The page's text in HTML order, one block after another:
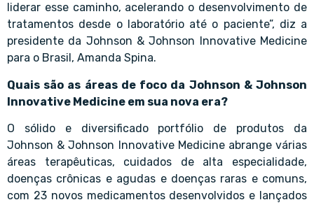
liderar esse caminho, acelerando o desenvolvimento de
tratamentos desde o laboratório até o paciente”, diz a
presidente da Johnson & Johnson Innovative Medicine
para o Brasil, Amanda Spina.
Quais são as áreas de foco da Johnson & Johnson
Innovative Medicine em sua nova era?
O sólido e diversificado portfólio de produtos da
Johnson & Johnson Innovative Medicine abrange várias
áreas terapêuticas, cuidados de alta especialidade,
doenças crônicas e agudas e doenças raras e comuns,
com 23 novos medicamentos desenvolvidos e lançados